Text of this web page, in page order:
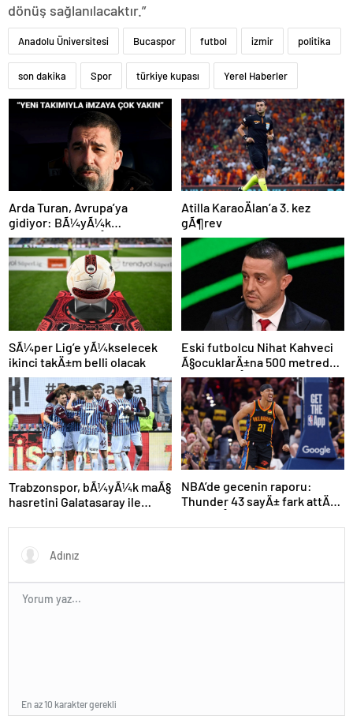
dönüş sağlanılacaktır.”
Anadolu Üniversitesi Bucaspor futbol izmir politika
son dakika Spor türkiye kupası Yerel Haberler
Arda Turan, Avrupa’ya
gidiyor: BÃ¼yÃ¼k
Ã¶lÃ§Ã¼de anlaÅmaya
varÄ±ldÄ±
Atilla KaraoÄlan’a 3. kez
gÃ¶rev
SÃ¼per Lig’e yÃ¼kselecek
ikinci takÄ±m belli olacak
Eski futbolcu Nihat Kahveci
Ã§ocuklarÄ±na 500 metreden
fazla yaklaÅamayacak
Trabzonspor, bÃ¼yÃ¼k maÃ§
hasretini Galatasaray ile
NBA’de gecenin raporu:
Thunder 43 sayÄ± fark attÄ±,
En az 10 karakter gerekli